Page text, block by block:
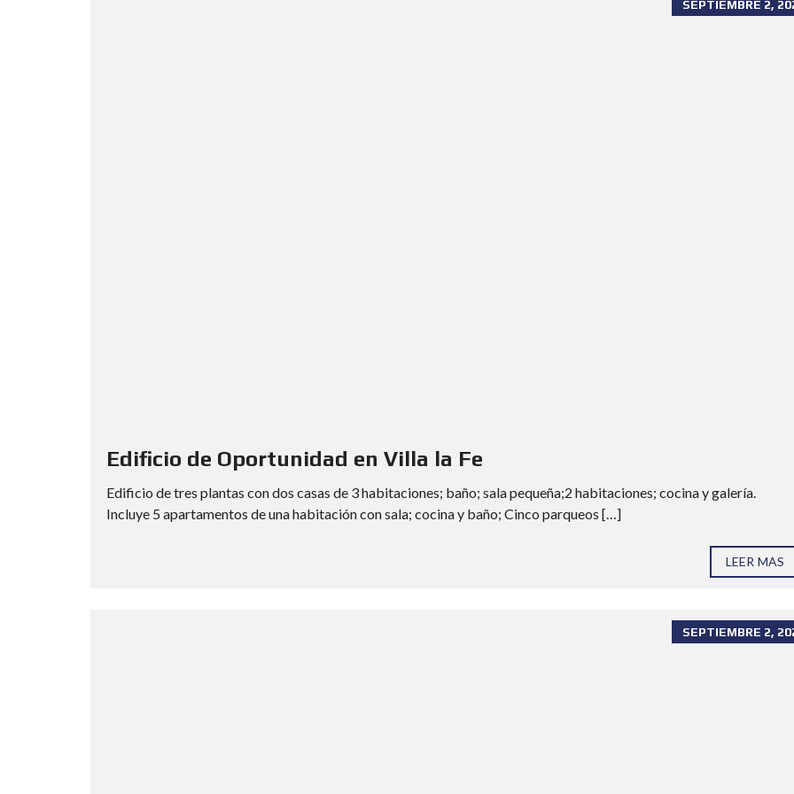
SEPTIEMBRE 2,
Edificio de Oportunidad en Villa la Fe
Edificio de tres plantas con dos casas de 3 habitaciones; baño; sala pequeña;2 habitaciones; cocina y galería.
Incluye 5 apartamentos de una habitación con sala; cocina y baño; Cinco parqueos […]
LEER MAS
SEPTIEMBRE 2,